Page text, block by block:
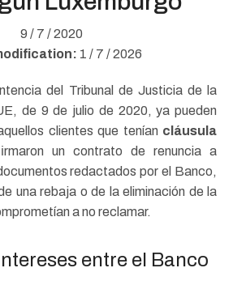
9 / 7 / 2020
1 / 7 / 2026
del Tribunal de Justicia de la
de 9 de julio de 2020, ya pueden
clientes que tenían cláusula
un contrato de renuncia a
redactados por el Banco,
una rebaja o de la eliminación de la
a no reclamar.
entre el Banco